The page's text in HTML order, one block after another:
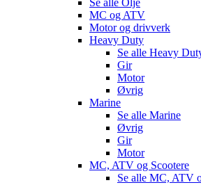
MC og ATV
Motor og drivverk
Heavy Duty
Se alle Heavy
Gir
Motor
Øvrig
Marine
Se alle Marine
Øvrig
Gir
Motor
MC, ATV og Scootere
Se alle MC, ATV